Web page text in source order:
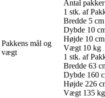
Pakkens mål og
vægt
Antal
1 stk. af
Bredde 5 cm
Dybde 10
Højde 10 cm
Vægt 10 kg
1 stk. af
Bredde 63
Dybde 160
Højde 226
Vægt 135 kg